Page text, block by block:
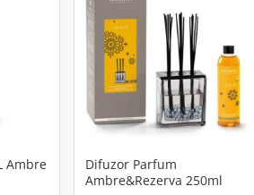
Ambre
Difuzor Parfum
Ambre&Rezerva 250ml